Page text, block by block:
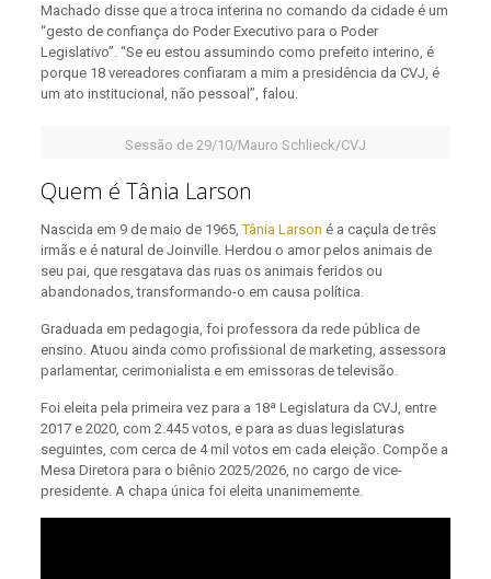
Machado disse que a troca interina no comando da cidade é um
“gesto de confiança do Poder Executivo para o Poder
Legislativo”. “Se eu estou assumindo como prefeito interino, é
porque 18 vereadores confiaram a mim a presidência da CVJ, é
um ato institucional, não pessoal”, falou.
Sessão de 29/10/Mauro Schlieck/CVJ
Quem é Tânia Larson
Nascida em 9 de maio de 1965,Tânia Larson é a caçula de três
irmãs e é natural de Joinville. Herdou o amor pelos animais de
seu pai, que resgatava das ruas os animais feridos ou
abandonados, transformando-o em causa política.
Graduada em pedagogia, foi professora da rede pública de
ensino. Atuou ainda como profissional de marketing, assessora
parlamentar, cerimonialista e em emissoras de televisão.
Foi eleita pela primeira vez para a 18ª Legislatura da CVJ, entre
2017 e 2020, com 2.445 votos, e para as duas legislaturas
seguintes, com cerca de 4 mil votos em cada eleição. Compõe a
Mesa Diretora para o biênio 2025/2026, no cargo de vice-
presidente. A chapa única foi eleita unanimemente.